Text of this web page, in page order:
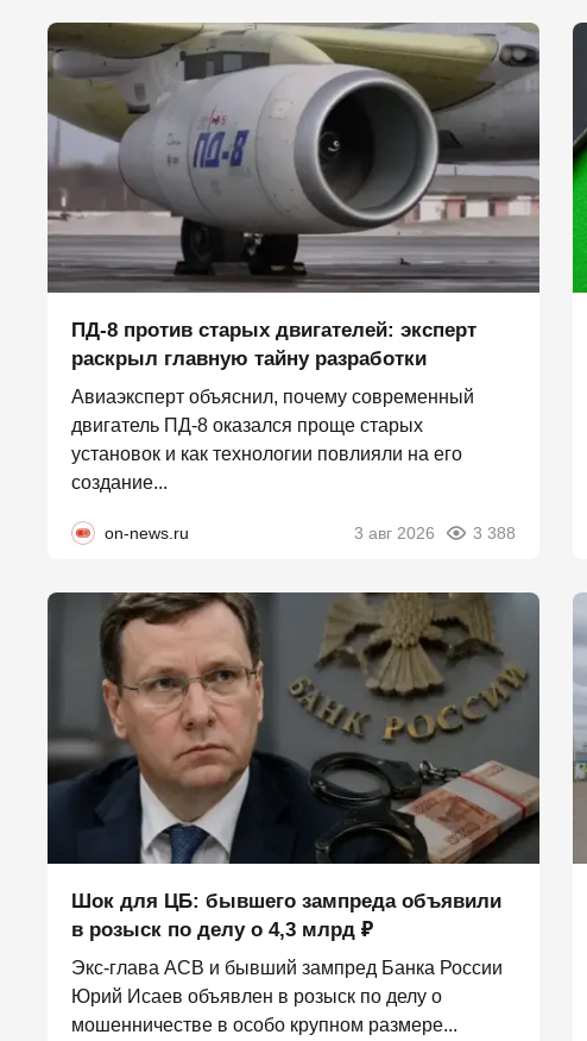
ПД-8 против старых двигателей: эксперт
раскрыл главную тайну разработки
Авиаэксперт объяснил, почему современный
двигатель ПД-8 оказался проще старых
установок и как технологии повлияли на его
создание...
on-news.ru 3 авг 2026 3 388
Шок для ЦБ: бывшего зампреда объявили
в розыск по делу о 4,3 млрд ₽
Экс-глава АСВ и бывший зампред Банка России
Юрий Исаев объявлен в розыск по делу о
мошенничестве в особо крупном размере...